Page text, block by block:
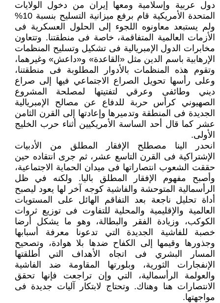
دول عربية وإسلامية ومعها إيران من دخول الولايات
المتحدة الأمريكية قام برفع ميزانية التسليح بنسبة 10%
ولم يستبعد معاونوه اللجوء إلى الحلول العسكرية فى
الأزمات العالمية المتفاقمة، خاصة فى منطقتنا. وتتعاون
مخابرات الدول الإمبريالية فى تشكيل وتسليح المنظمات
الإرهابية باسم الدين مثل «القاعدة» و«داعش» وغيرهما،
وتقوم هذه المنظمات بالأدوار المطلوبة فى منطقتنا،
وعلى رأسها تحويل الصراع الاجتماعي فيها إلى صراع
ديني وطائفى وعرقي لتفتيتها لمصلحة المشروع
الصهيوني كرأس حربة للدفاع عن مصالح الإمبريالية
الجديدة فى المنطقة وتدميرها وإعادتها إلى القرن الثامن
عشر كما قال أحد الساسة الأمريكيين أثناء حرب الخليج
الأولى.
انحدر الينا مصطلح الإفقار المطلق من الأدبيات
الإشتراكية فى القرن التاسع عشر، ثم جرى انتقاده حين
حققت الشعوب انتصاراتها فى ميدان الحماية الاجتماعية،
وأصبح مفهوم الإفقار المطلق باليا. ولكنه في ظل
الرأسمالية المتوحشة والفاشية كوجه آخر لها يعود ليصبح
أداة تحليل ناجعة بعد التفاقم الهائل على المستويات
العالمية والإقليمية والمحلية للتفاوت فى توزيع ثروات
الكوكب، وزيادة الفقر والبطالة، وهو ما يشكل أرضا
خصبة للفاشية الجديدة التي تدعونا معرفة أسبابها
وجذورها وقيمها إلى الكفاح ضدها بلا هوادة، وتصحيح
المسار البشري فى اتجاه الأهداف التي أطلقتها
الإنفجارات الثورية، وبلورتها المقاومة ضد الفاشية
والعولمة الرأسمالية، التي وإن تراجعت فإنها تحقق
الانتصارات هنا وهناك. وتحتاج لابتكار آليات جديدة فى
مواجهتها.